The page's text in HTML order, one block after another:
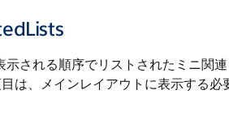
示される順序でリストされたミニ関
は、メインレイアウトに表示する必